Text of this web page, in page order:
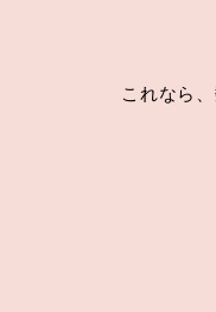
これなら